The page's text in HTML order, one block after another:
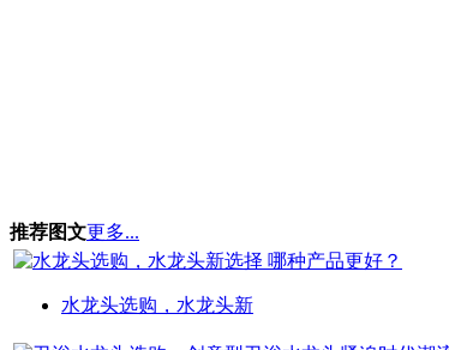
推荐图文更多...
水龙头选购，水龙头新